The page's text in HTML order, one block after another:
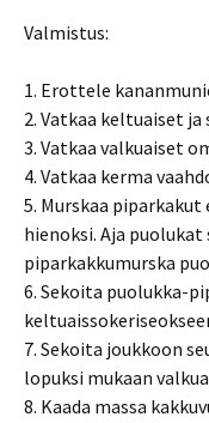
Valmistus:
1. Erottele
2. Vatkaa keltuaiset ja
3. Vatkaa valkuaiset
4. Vatkaa kerma
5. Murskaa
hienoksi. Aja
piparkakkumurska
6. Sekoita puolukka-
7. Sekoita joukkoon
lopuksi mukaan
8. Kaada massa